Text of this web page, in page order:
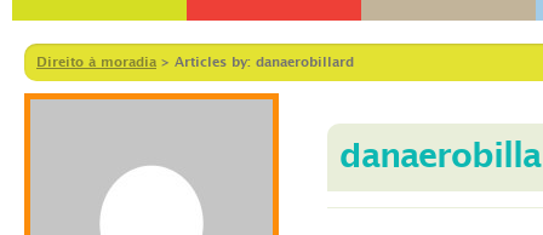
Direito à moradia > Articles by: danaerobillard